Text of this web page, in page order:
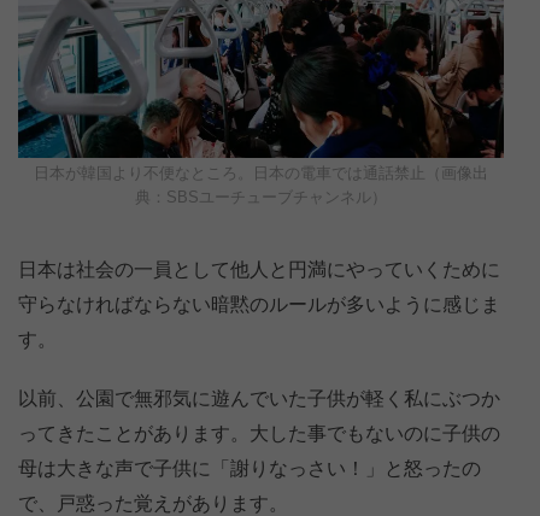
日本が韓国より不便なところ。日本の電車では通話禁止（画像出
典：SBSユーチューブチャンネル）
日本は社会の一員として他人と円満にやっていくために
守らなければならない暗黙のルールが多いように感じま
す。
以前、公園で無邪気に遊んでいた子供が軽く私にぶつか
ってきたことがあります。大した事でもないのに子供の
母は大きな声で子供に「謝りなっさい！」と怒ったの
で、戸惑った覚えがあります。